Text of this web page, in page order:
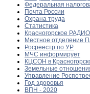
Федеральная
Почта России
Охрана труда
Статистика
Красногорское РАДИО
Местное отделение
Росреестр по УР
МЧС информирует
КЦСОН в
Земельные
Управление
Год здоровья
ВПН - 2020